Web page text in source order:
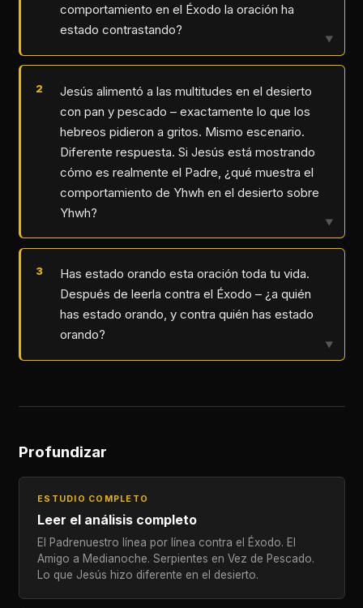
comportamiento en el Éxodo la oración ha
estado contrastando?
▼
Jesús alimentó a las multitudes en el desierto
con pan y pescado – exactamente lo que los
hebreos pidieron a gritos. Mismo escenario.
Diferente respuesta. Si Jesús está mostrando
cómo es realmente el Padre, ¿qué muestra el
comportamiento de Yhwh en el desierto sobre
Yhwh?
▼
Has estado orando esta oración toda tu vida.
Después de leerla contra el Éxodo – ¿a quién
has estado orando, y contra quién has estado
orando?
▼
Profundizar
ESTUDIO COMPLETO
Leer el análisis completo
El Padrenuestro línea por línea contra el Éxodo. El
Amigo a Medianoche. Serpientes en Vez de Pescado.
Lo que Jesús hizo diferente en el desierto.